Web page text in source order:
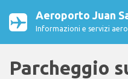
Aeroporto Juan
Informazioni e servizi
Parcheggio